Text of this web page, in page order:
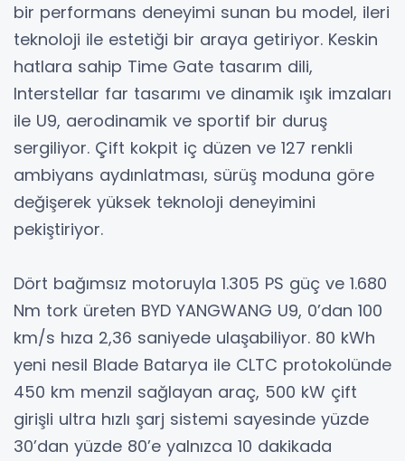
bir performans deneyimi sunan bu model, ileri
teknoloji ile estetiği bir araya getiriyor. Keskin
hatlara sahip Time Gate tasarım dili,
Interstellar far tasarımı ve dinamik ışık imzaları
ile U9, aerodinamik ve sportif bir duruş
sergiliyor. Çift kokpit iç düzen ve 127 renkli
ambiyans aydınlatması, sürüş moduna göre
değişerek yüksek teknoloji deneyimini
pekiştiriyor.
Dört bağımsız motoruyla 1.305 PS güç ve 1.680
Nm tork üreten BYD YANGWANG U9, 0’dan 100
km/s hıza 2,36 saniyede ulaşabiliyor. 80 kWh
yeni nesil Blade Batarya ile CLTC protokolünde
450 km menzil sağlayan araç, 500 kW çift
girişli ultra hızlı şarj sistemi sayesinde yüzde
30’dan yüzde 80’e yalnızca 10 dakikada